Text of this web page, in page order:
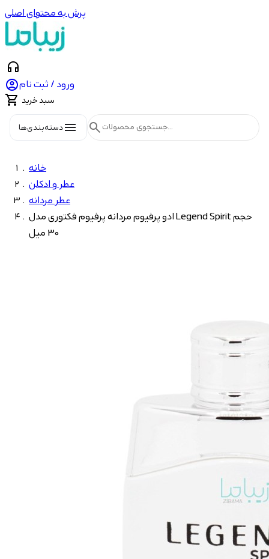
پرش به محتوای اصلی
headphones
ورود / ثبت نام
 سبد خرید
menuدسته‌بندی‌ها search
خانه
عطر و ادکلن
عطر مردانه
ادو پرفیوم مردانه پرفیوم فکتوری مدل Legend Spirit حجم
30 میل